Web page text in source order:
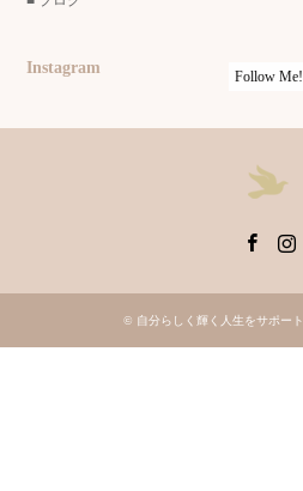
Instagram Follow Me!
© 自分らしく輝く人生をサポート